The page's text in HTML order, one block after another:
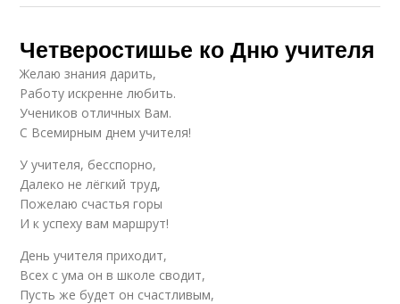
Четверостишье ко Дню учителя
Желаю знания дарить,
Работу искренне любить.
Учеников отличных Вам.
С Всемирным днем учителя!
У учителя, бесспорно,
Далеко не лёгкий труд,
Пожелаю счастья горы
И к успеху вам маршрут!
День учителя приходит,
Всех с ума он в школе сводит,
Пусть же будет он счастливым,